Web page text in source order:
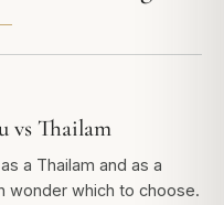
vs Thailam
a Thailam and as a
wonder which to choose.